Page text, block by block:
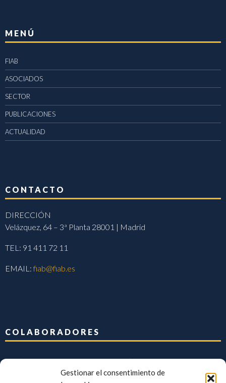
Gestionar el consentimiento de
MENÚ
FIAB
ASOCIADOS
SECTOR
PUBLICACIONES
ACTUALIDAD
CONTACTO
DIRECCIÓN
Velázquez, 64 – 3ª Planta 28001 | Madrid
TEL: 91 411 72 11
EMAIL:fiab@fiab.es
COLABORADORES